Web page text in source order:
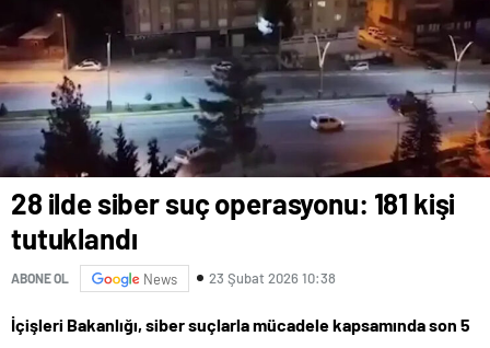
28 ilde siber suç operasyonu: 181 kişi
tutuklandı
ABONE OL News 23 Şubat 2026 10:38
İçişleri Bakanlığı, siber suçlarla mücadele kapsamında son 5